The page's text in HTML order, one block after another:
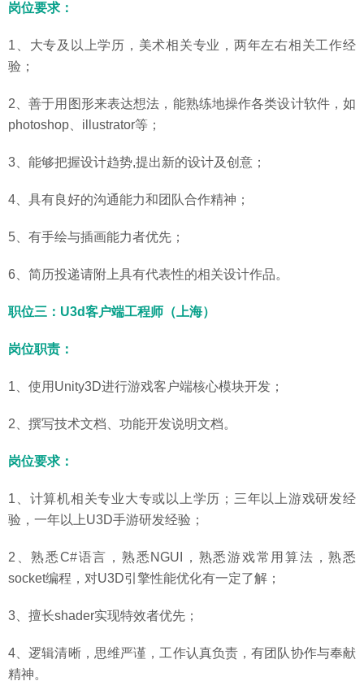
岗位要求：
1、大专及以上学历，美术相关专业，两年左右相关工作经
验；
2、善于用图形来表达想法，能熟练地操作各类设计软件，如
photoshop、illustrator等；
3、能够把握设计趋势,提出新的设计及创意；
4、具有良好的沟通能力和团队合作精神；
5、有手绘与插画能力者优先；
6、简历投递请附上具有代表性的相关设计作品。
职位三：U3d客户端工程师（上海）
岗位职责：
1、使用Unity3D进行游戏客户端核心模块开发；
2、撰写技术文档、功能开发说明文档。
岗位要求：
1、计算机相关专业大专或以上学历；三年以上游戏研发经
验，一年以上U3D手游研发经验；
2、熟悉C#语言，熟悉NGUI，熟悉游戏常用算法，熟悉
socket编程，对U3D引擎性能优化有一定了解；
3、擅长shader实现特效者优先；
4、逻辑清晰，思维严谨，工作认真负责，有团队协作与奉献
精神。